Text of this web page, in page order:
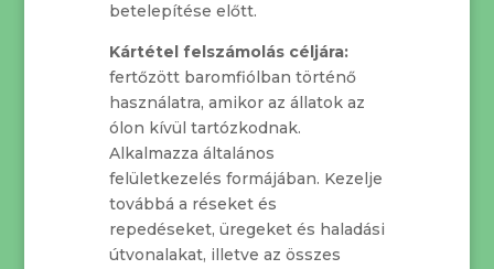
betelepítése előtt.
Kártétel felszámolás céljára:
fertőzött baromfiólban történő
használatra, amikor az állatok az
ólon kívül tartózkodnak.
Alkalmazza általános
felületkezelés formájában. Kezelje
továbbá a réseket és
repedéseket, üregeket és haladási
útvonalakat, illetve az összes